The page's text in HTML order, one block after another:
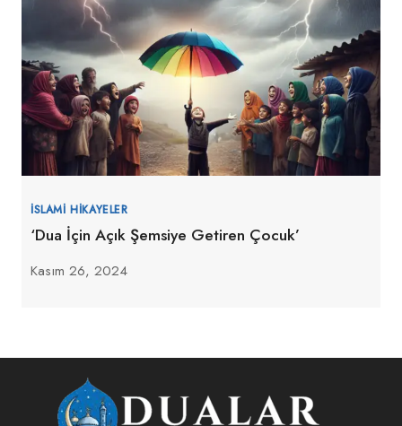
İSLAMI HIKAYELER
‘Dua İçin Açık Şemsiye Getiren Çocuk’
Kasım 26, 2024